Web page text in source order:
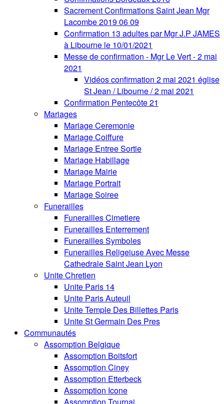
Sacrement Confirmations Saint Jean Mgr
Lacombe 2019 06 09
Confirmation 13 adultes par Mgr J.P JAMES
à Libourne le 10/01/2021
Messe de confirmation - Mgr Le Vert - 2 mai
2021
Vidéos confirmation 2 mai 2021 église
St Jean / Libourne / 2 mai 2021
Confirmation Pentecôte 21
Mariages
Mariage Ceremonie
Mariage Coiffure
Mariage Entree Sortie
Mariage Habillage
Mariage Mairie
Mariage Portrait
Mariage Soiree
Funerailles
Funerailles Cimetiere
Funerailles Enterrement
Funerailles Symboles
Funerailles Religeiuse Avec Messe
Cathedrale Saint Jean Lyon
Unite Chretien
Unite Paris 14
Unite Paris Auteuil
Unite Temple Des Billettes Paris
Unite St Germain Des Pres
Communautés
Assomption Belgique
Assomption Boitsfort
Assomption Ciney
Assomption Etterbeck
Assomption Icone